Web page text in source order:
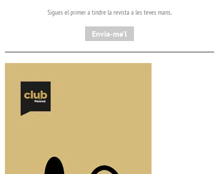
Sigues el primer a tindre la revista a les teves mans.
Envia-me'l